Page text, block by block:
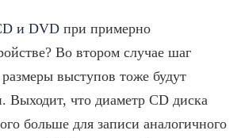
и DVD при примерно
Во втором случае шаг
выступов тоже будут
Выходит, что диаметр CD диска
больше для записи аналогичного